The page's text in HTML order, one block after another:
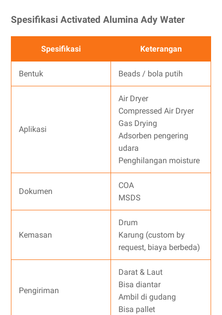
Spesifikasi Activated Alumina Ady Water
Spesifikasi Keterangan
Bentuk Beads / bola putih
Aplikasi
Air Dryer
Compressed Air Dryer
Gas Drying
Adsorben pengering
udara
Penghilangan moisture
Dokumen
COA
MSDS
Kemasan
Drum
Karung (custom by
request, biaya berbeda)
Pengiriman
Darat & Laut
Bisa diantar
Ambil di gudang
Bisa pallet